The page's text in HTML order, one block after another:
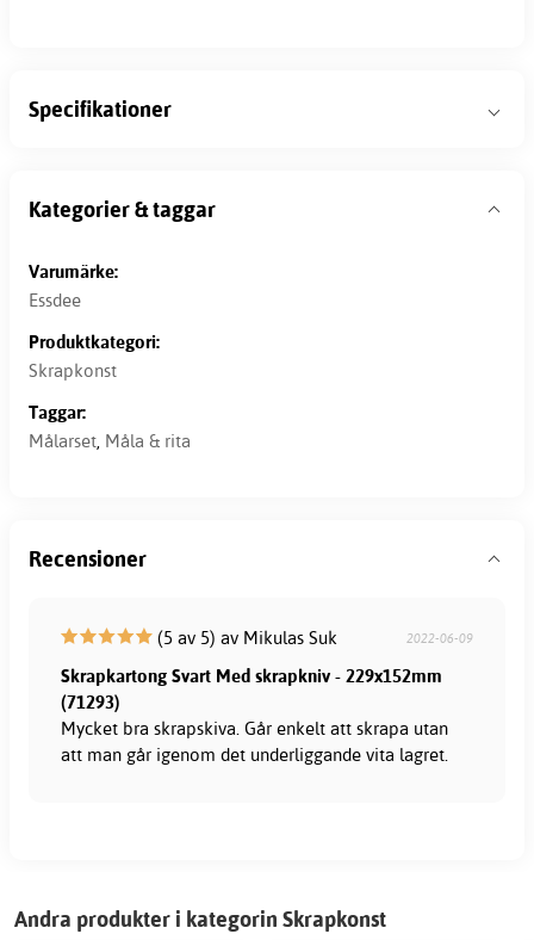
Specifikationer
Kategorier & taggar
Varumärke:
Essdee
Produktkategori:
Skrapkonst
Taggar:
Målarset Måla & rita
Recensioner
(5 av 5) av Mikulas Suk 2022-06-09
Skrapkartong Svart Med skrapkniv - 229x152mm
(71293)
Mycket bra skrapskiva. Går enkelt att skrapa utan
att man går igenom det underliggande vita lagret.
Andra produkter i kategorin Skrapkonst